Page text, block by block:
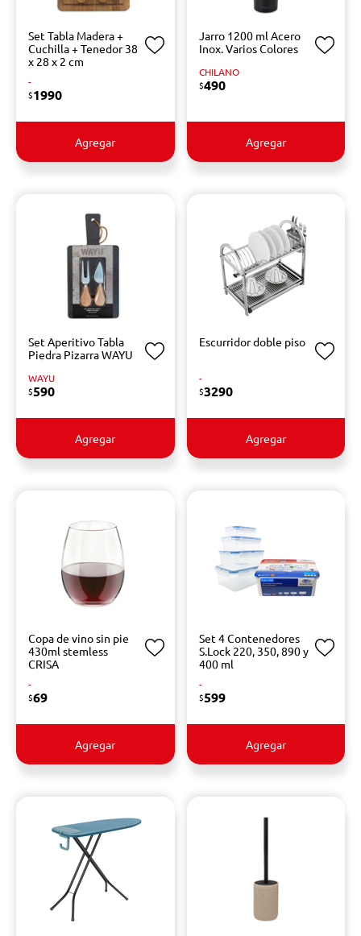
Set Tabla Madera +
Cuchilla + Tenedor 38
x 28 x 2 cm
-
$1990
Agregar
Jarro 1200 ml Acero
Inox. Varios Colores
CHILANO
$490
Agregar
Set Aperitivo Tabla
Piedra Pizarra WAYU
WAYU
$590
Agregar
Escurridor doble piso
-
$3290
Agregar
Copa de vino sin pie
430ml stemless
CRISA
-
$69
Agregar
Set 4 Contenedores
S.Lock 220, 350, 890 y
400 ml
-
$599
Agregar